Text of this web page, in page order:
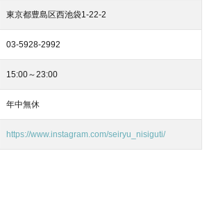
東京都豊島区西池袋1-22-2
03-5928-2992
15:00～23:00
年中無休
https://www.instagram.com/seiryu_nisiguti/